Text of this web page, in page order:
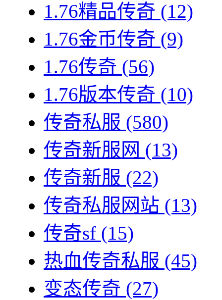
1.76精品传奇 (12)
1.76金币传奇 (9)
1.76传奇 (56)
1.76版本传奇 (10)
传奇私服 (580)
传奇新服网 (13)
传奇新服 (22)
传奇私服网站 (13)
传奇sf (15)
热血传奇私服 (45)
变态传奇 (27)